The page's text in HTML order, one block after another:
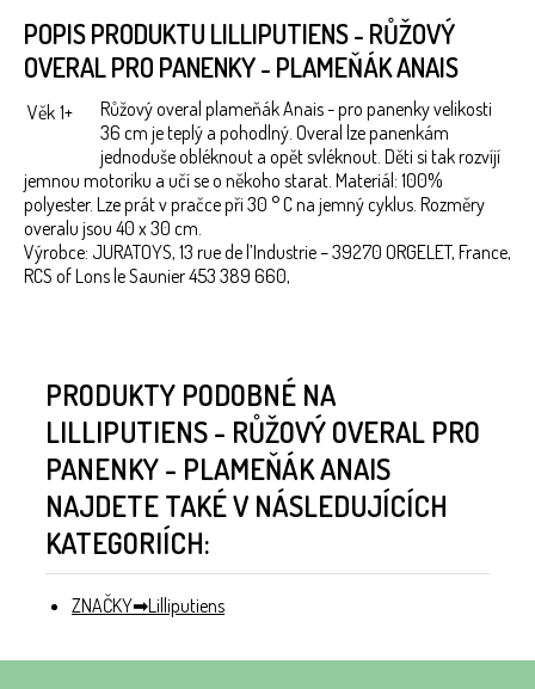
POPIS PRODUKTU LILLIPUTIENS - RŮŽOVÝ
OVERAL PRO PANENKY - PLAMEŇÁK ANAIS
Věk 1+
Růžový overal plameňák Anais - pro panenky velikosti
36 cm je teplý a pohodlný. Overal lze panenkám
jednoduše obléknout a opět svléknout. Děti si tak rozvíjí
jemnou motoriku a učí se o někoho starat. Materiál: 100%
polyester. Lze prát v pračce při 30 ° C na jemný cyklus. Rozměry
overalu jsou 40 x 30 cm.
Výrobce: JURATOYS, 13 rue de l’Industrie – 39270 ORGELET, France,
RCS of Lons le Saunier 453 389 660,
PRODUKTY PODOBNÉ NA
LILLIPUTIENS - RŮŽOVÝ OVERAL PRO
PANENKY - PLAMEŇÁK ANAIS
NAJDETE TAKÉ V NÁSLEDUJÍCÍCH
KATEGORIÍCH:
ZNAČKY Lilliputiens